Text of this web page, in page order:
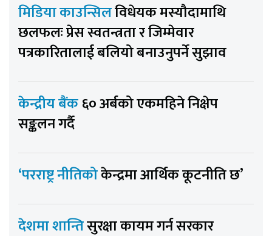
मिडिया काउन्सिलविधेयक मस्यौदामाथि
छलफलः प्रेस स्वतन्त्रता र जिम्मेवार
पत्रकारितालाई बलियो बनाउनुपर्ने सुझाव
केन्द्रीय बैंक६० अर्बको एकमहिने निक्षेप
सङ्कलन गर्दै
‘परराष्ट्र नीतिकोकेन्द्रमा आर्थिक कूटनीति छ’
देशमा शान्तिसुरक्षा कायम गर्न सरकार